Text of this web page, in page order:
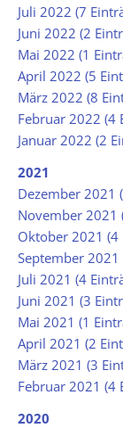
Juli 2022 (7
Juni 2022 (2
Mai 2022 (1
April 2022 (5
März 2022 (8
Februar 2022 (4
Januar 2022 (2
2021
Dezember 2021
November 2021
Oktober 2021 (4
September 2021
Juli 2021 (4
Juni 2021 (3
Mai 2021 (1
April 2021 (2
März 2021 (3
Februar 2021 (4
2020